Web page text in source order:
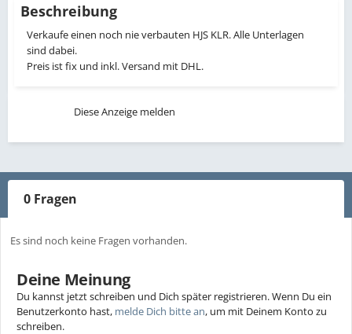
Beschreibung
Verkaufe einen noch nie verbauten HJS KLR. Alle Unterlagen
sind dabei.
Preis ist fix und inkl. Versand mit DHL.
Diese Anzeige melden
0 Fragen
Es sind noch keine Fragen vorhanden.
Deine Meinung
Du kannst jetzt schreiben und Dich später registrieren. Wenn Du ein
Benutzerkonto hast, melde Dich bitte an, um mit Deinem Konto zu
schreiben.